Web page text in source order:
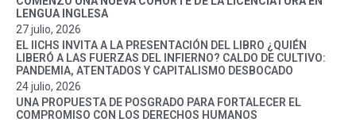
LENGUA INGLESA
27 julio, 2026
EL IICHS INVITA A LA PRESENTACIÓN DEL LIBRO ¿QUIÉN
LIBERÓ A LAS FUERZAS DEL INFIERNO? CALDO DE CULTIVO:
PANDEMIA, ATENTADOS Y CAPITALISMO DESBOCADO
24 julio, 2026
UNA PROPUESTA DE POSGRADO PARA FORTALECER EL
COMPROMISO CON LOS DERECHOS HUMANOS